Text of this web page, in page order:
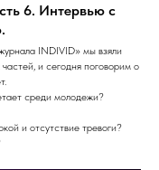
6. Интервью с
INDIVID» мы взяли
и сегодня поговорим о
среди молодежи?
и отсутствие тревоги?